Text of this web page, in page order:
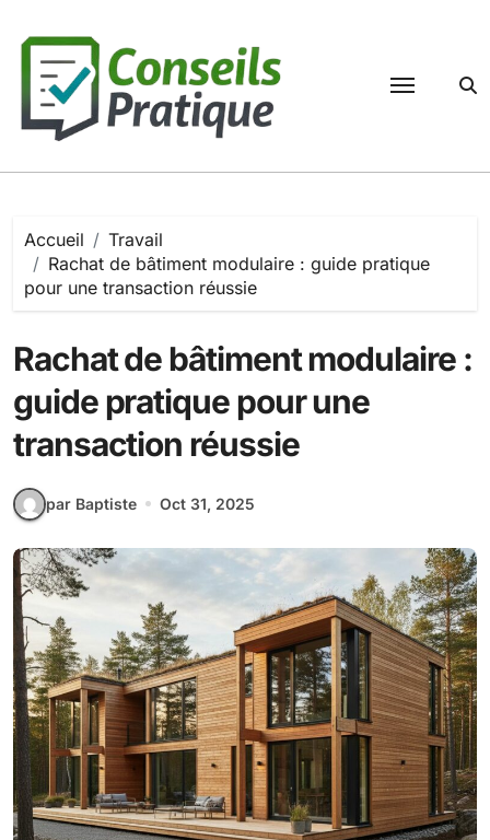
contenu
Accueil
Travail
Rachat de bâtiment modulaire : guide pratique
pour une transaction réussie
Rachat de bâtiment modulaire :
guide pratique pour une
transaction réussie
par Baptiste Oct 31, 2025